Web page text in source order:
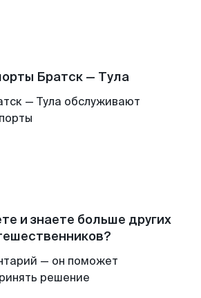
Братск — Тула
— Тула обслуживают
и знаете больше других
— он поможет
решение